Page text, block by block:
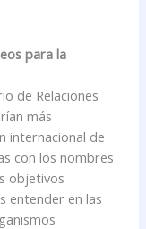
para la
de Relaciones
más
internacional de
con los nombres
objetivos
entender en las